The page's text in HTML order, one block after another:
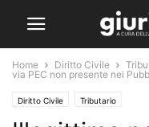
Home Diritto Civile
via PEC non presente nei
Diritto Civile Tributario